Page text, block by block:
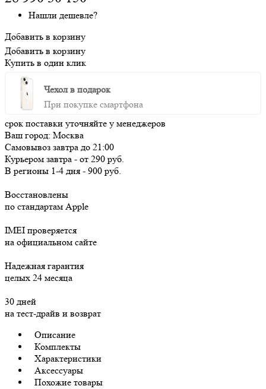
Нашли дешевле?
Добавить в корзину
Добавить в корзину
Купить в один клик
Чехол в подарок
При покупке смартфона
срок поставки уточняйте у менеджеров
Ваш город: Москва
Самовывоз завтра до 21:00
Курьером завтра - от 290 руб.
В регионы 1-4 дня - 900 руб.
Восстановлены
по стандартам Apple
IMEI проверяется
на официальном сайте
Надежная гарантия
целых 24 месяца
30 дней
на тест-драйв и возврат
Описание
Комплекты
Характеристики
Аксессуары
Похожие товары